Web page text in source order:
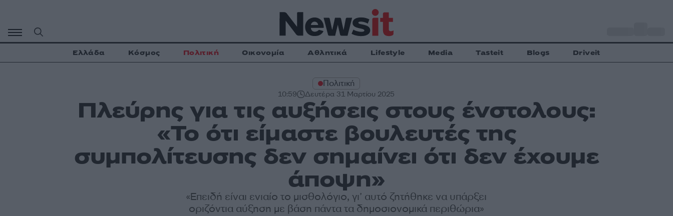
περιεχόμενο
Ελλάδα Κόσμος Πολιτική Οικονομία Αθλητικά Lifestyle Media Tasteit Blogs Driveit
Πολιτική
10:59 Δευτέρα 31 Μαρτίου 2025
Πλεύρης για τις αυξήσεις στους ένστολους:
«Το ότι είμαστε βουλευτές της
συμπολίτευσης δεν σημαίνει ότι δεν έχουμε
άποψη»
«Επειδή είναι ενιαίο το μισθολόγιο, γι’ αυτό ζητήθηκε να υπάρξει
οριζόντια αύξηση με βάση πάντα τα δημοσιονομικά περιθώρια»